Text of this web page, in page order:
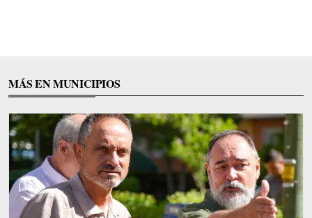
MÁS EN MUNICIPIOS